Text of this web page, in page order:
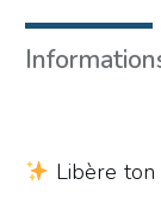
Libère ton